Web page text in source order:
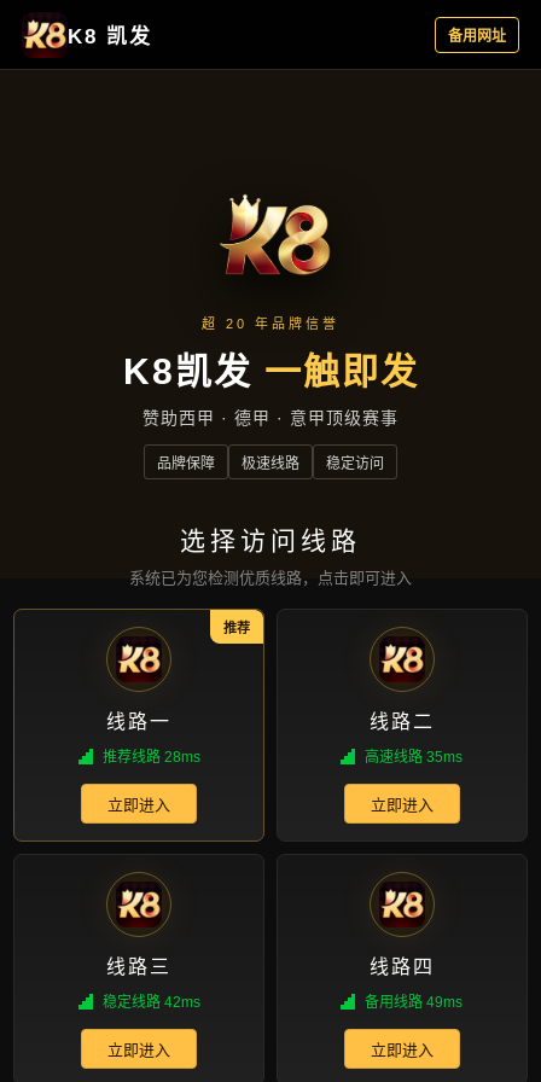
行业资讯
首页 行业资讯